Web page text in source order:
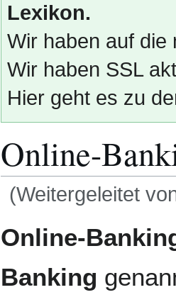
Lexikon.
Wir haben auf die
Wir haben SSL
Hier geht es zu
Online-
(Weitergeleitet
Navigation
Suche
Online-
Banking